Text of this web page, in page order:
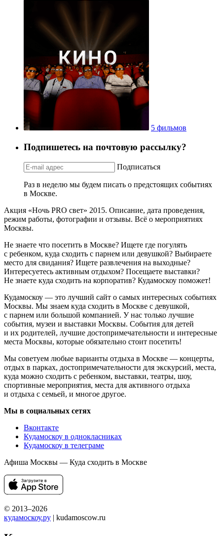
5 фильмов
Подпишетесь на почтовую рассылку?
Подписаться
Раз в неделю мы будем писать о предстоящих событиях
в Москве.
Акция «Ночь PRO свет» 2015. Описание, дата проведения,
режим работы, фотографии и отзывы. Всё о мероприятиях
Москвы.
Не знаете что посетить в Москве? Ищете где погулять
с ребенком, куда сходить с парнем или девушкой? Выбираете
место для свидания? Ищете развлечения на выходные?
Интересуетесь активным отдыхом? Посещаете выставки?
Не знаете куда сходить на корпоратив? Кудамоскоу поможет!
Кудамоскоу — это лучший сайт о самых интересных событиях
Москвы. Мы знаем куда сходить в Москве с девушкой,
с парнем или большой компанией. У нас только лучшие
события, музеи и выставки Москвы. События для детей
и их родителей, лучшие достопримечательности и интересные
места Москвы, которые обязательно стоит посетить!
Мы советуем любые варианты отдыха в Москве — концерты,
отдых в парках, достопримечательности для экскурсий, места,
куда можно сходить с ребенком, выставки, театры, шоу,
спортивные мероприятия, места для активного отдыха
и отдыха с семьей, и многое другое.
Мы в социальных сетях
Вконтакте
Кудамоскоу в однокласниках
Кудамоскоу в телеграме
Афиша Москвы — Куда сходить в Москве
© 2013–2026
кудамоскоу.ру | kudamoscow.ru